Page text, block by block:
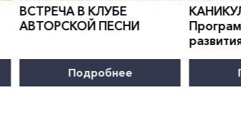
ВСТРЕЧА В КЛУБЕ
АВТОРСКОЙ ПЕСНИ
Подробнее